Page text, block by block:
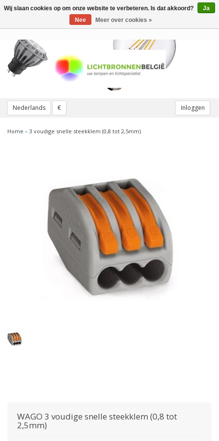
Nederlands € Inloggen
Toggle
Home » 3 voudige snelle steekklem (0,8 tot 2,5mm)
WAGO 3 voudige snelle steekklem (0,8 tot
2,5mm)
Wij slaan cookies op om onze website te verbeteren. Is dat akkoord?
Ja
Nee
Meer over cookies »